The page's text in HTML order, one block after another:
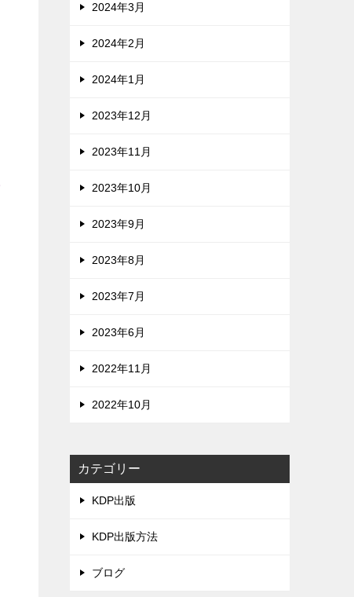
2024年3月
2024年2月
2024年1月
2023年12月
2023年11月
2023年10月
2023年9月
2023年8月
2023年7月
2023年6月
2022年11月
2022年10月
カテゴリー
KDP出版
KDP出版方法
ブログ